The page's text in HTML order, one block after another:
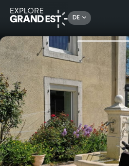
DE
Sehenswertes in der Region Grand Est